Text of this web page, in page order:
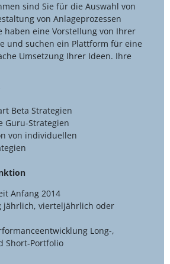
sind Sie für die Auswahl von
von Anlageprozessen
haben eine Vorstellung von Ihrer
und suchen ein Plattform für eine
Umsetzung Ihrer Ideen. Ihre
Beta Strategien
Guru-Strategien
von individuellen
Anfang 2014
jährlich, vierteljährlich oder
Long-,
Short-Portfolio